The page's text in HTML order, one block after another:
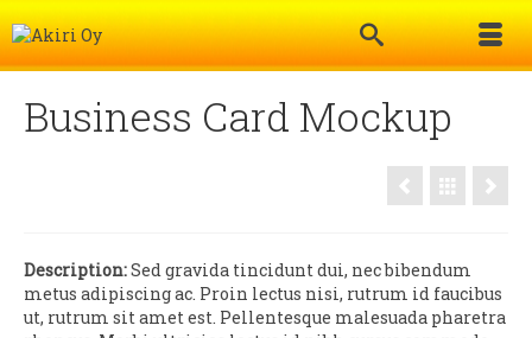
Business Card Mockup
Description:Sed gravida tincidunt dui, nec bibendum
metus adipiscing ac. Proin lectus nisi, rutrum id faucibus
ut, rutrum sit amet est. Pellentesque malesuada pharetra